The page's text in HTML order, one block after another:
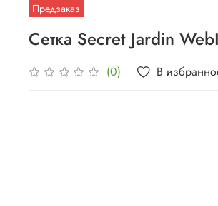
Предзаказ
Сетка Secret Jardin
(0) В